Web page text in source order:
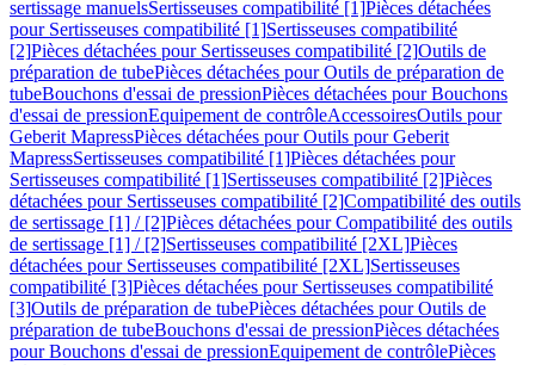
sertissage manuelsSertisseuses compatibilité [1]Pièces détachées
pour Sertisseuses compatibilité [1]Sertisseuses compatibilité
[2]Pièces détachées pour Sertisseuses compatibilité [2]Outils de
préparation de tubePièces détachées pour Outils de préparation de
tubeBouchons d'essai de pressionPièces détachées pour Bouchons
d'essai de pressionEquipement de contrôleAccessoiresOutils pour
Geberit MapressPièces détachées pour Outils pour Geberit
MapressSertisseuses compatibilité [1]Pièces détachées pour
Sertisseuses compatibilité [1]Sertisseuses compatibilité [2]Pièces
détachées pour Sertisseuses compatibilité [2]Compatibilité des outils
de sertissage [1] / [2]Pièces détachées pour Compatibilité des outils
de sertissage [1] / [2]Sertisseuses compatibilité [2XL]Pièces
détachées pour Sertisseuses compatibilité [2XL]Sertisseuses
compatibilité [3]Pièces détachées pour Sertisseuses compatibilité
[3]Outils de préparation de tubePièces détachées pour Outils de
préparation de tubeBouchons d'essai de pressionPièces détachées
pour Bouchons d'essai de pressionEquipement de contrôlePièces